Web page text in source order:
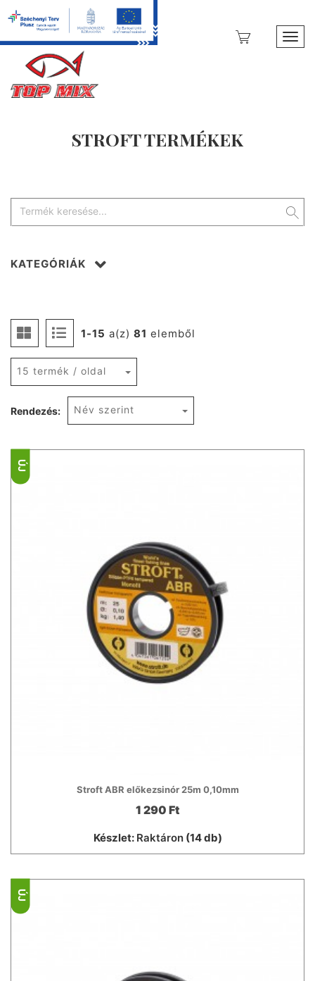
STROFT TERMÉKEK
1-15 a(z) 81 elemből
15 termék / oldal
Rendezés: Név szerint
Stroft ABR előkezsinór 25m 0,10mm
1 290 Ft
Készlet: Raktáron(14 db)
ÚJ
ÚJ
KATEGÓRIÁK